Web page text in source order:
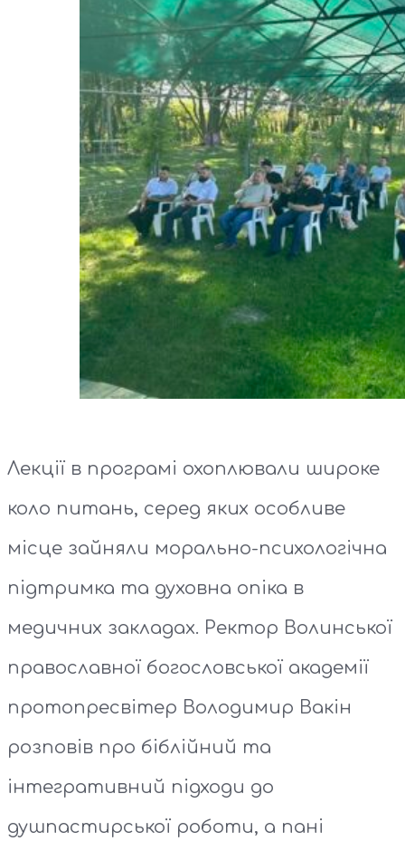
Лекції в програмі охоплювали широке
коло питань, серед яких особливе
місце зайняли морально-психологічна
підтримка та духовна опіка в
медичних закладах. Ректор Волинської
православної богословської академії
протопресвітер Володимир Вакін
розповів про біблійний та
інтегративний підходи до
душпастирської роботи, а пані